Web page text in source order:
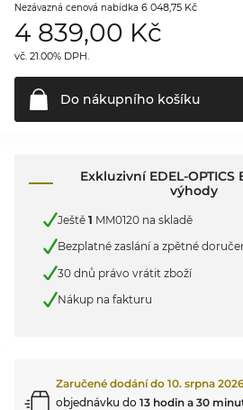
Nezávazná cenová nabídka 6 048,75 Kč
4 839,00 Kč
vč. 21.00% DPH.
Do nákupního košíku
Exkluzivní EDEL-OPTICS
výhody
Ještě 1 MM0120 na skladě
Bezplatné zaslání a zpětné
30 dnů právo vrátit zboží
Nákup na fakturu
Zaručené dodání do 10. srpna
objednávku do 13 hodin a 30